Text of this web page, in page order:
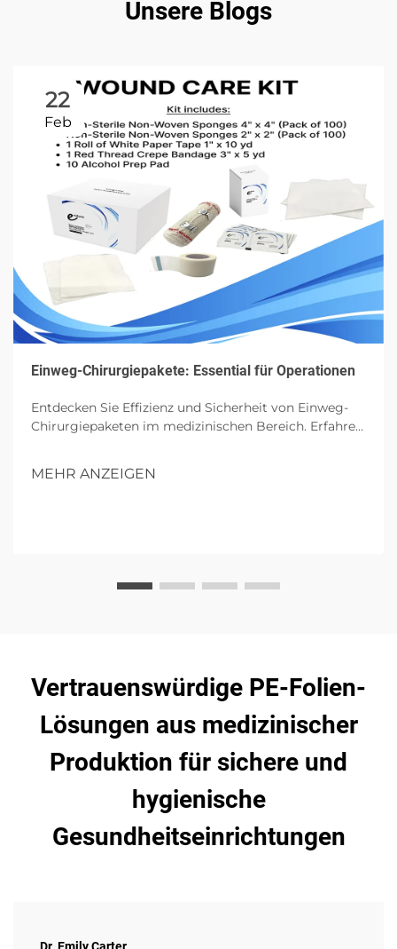
Unsere Blogs
22
Feb
Einweg-Chirurgiepakete: Essential für Operationen
Entdecken Sie Effizienz und Sicherheit von Einweg-
Chirurgiepaketen im medizinischen Bereich. Erfahren
MEHR ANZEIGEN
Vertrauenswürdige PE-Folien-
Lösungen aus medizinischer
Produktion für sichere und
hygienische
Gesundheitseinrichtungen
Dr. Emily Carter